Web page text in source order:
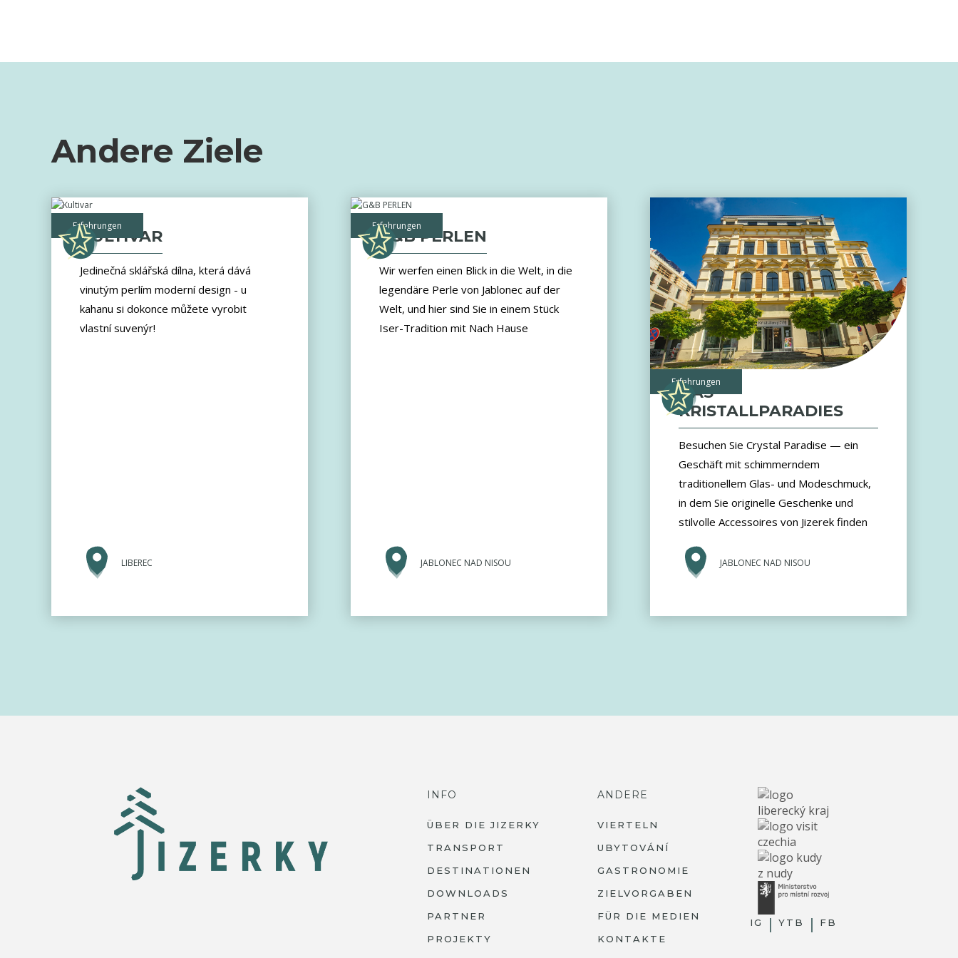
Andere Ziele
Erfahrungen
KULTIVAR
Jedinečná sklářská dílna, která dává
vinutým perlím moderní design - u
kahanu si dokonce můžete vyrobit
vlastní suvenýr!
LIBEREC
Erfahrungen
G&B PERLEN
Wir werfen einen Blick in die Welt, in die
legendäre Perle von Jablonec auf der
Welt, und hier sind Sie in einem Stück
Iser-Tradition mit Nach Hause
JABLONEC NAD NISOU
Erfahrungen
DAS
KRISTALLPARADIES
Besuchen Sie Crystal Paradise — ein
Geschäft mit schimmerndem
traditionellem Glas- und Modeschmuck,
in dem Sie originelle Geschenke und
stilvolle Accessoires von Jizerek finden
JABLONEC NAD NISOU
INFO
ÜBER DIE JIZERKY
TRANSPORT
DESTINATIONEN
DOWNLOADS
PARTNER
PROJEKTY
ANDERE
VIERTELN
UBYTOVÁNÍ
GASTRONOMIE
ZIELVORGABEN
FÜR DIE MEDIEN
KONTAKTE
IG YTB FB